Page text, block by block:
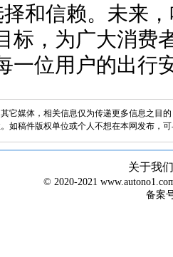
和信赖。未来
标，为广大消费
一位用户的出行
它媒体，相关信息仅为传递更多信息之目
如稿件版权单位或个人不想在本网发布，
关于我们
© 2020-2021
备案